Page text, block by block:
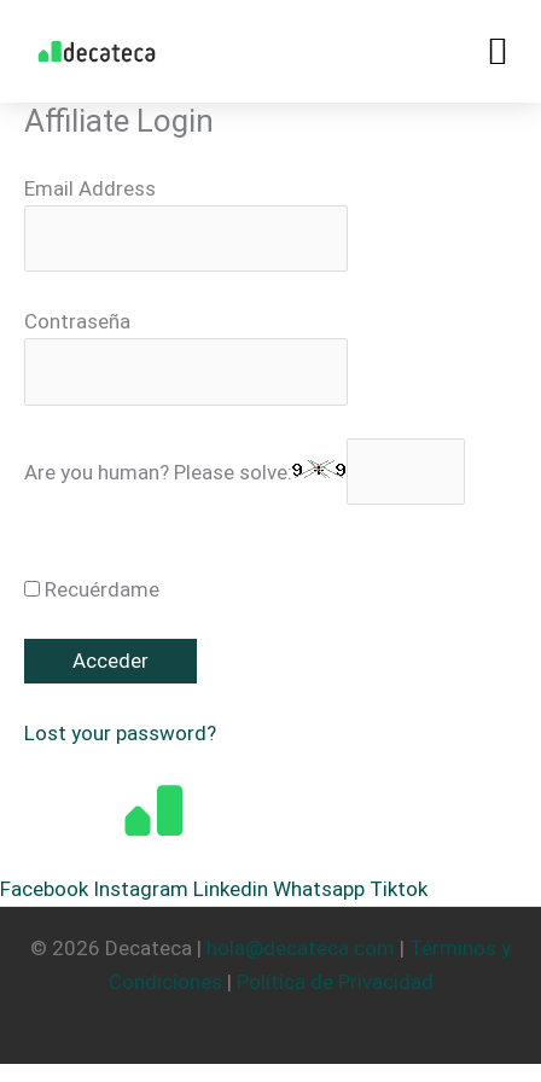
Affiliate Login
Email Address
Contraseña
Are you human? Please solve:
Recuérdame
Lost your password?
Facebook Instagram Linkedin Whatsapp Tiktok
© 2026 Decateca | hola@decateca.com | Términos y
Condiciones | Política de Privacidad